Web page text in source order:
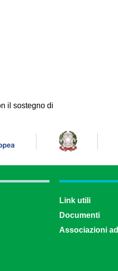
il sostegno di
Link utili
Documenti
Associazioni